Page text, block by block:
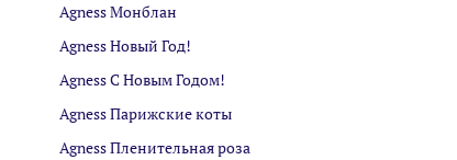
Agness Монблан
Agness Новый Год!
Agness С Новым Годом!
Agness Парижские коты
Agness Пленительная роза